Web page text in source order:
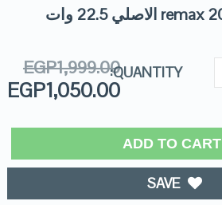
باور بانك remax 20000 mah الاصلي 22.5 وات
EGP1,999.00
EGP1,050.00
QUANTITY:
ADD TO CART
SAVE